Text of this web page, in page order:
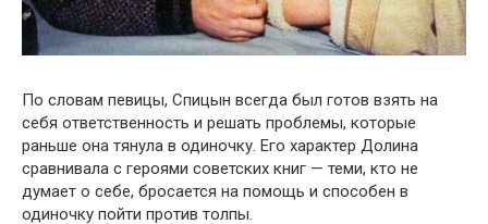
По словам певицы, Спицын всегда был готов взять на
себя ответственность и решать проблемы, которые
раньше она тянула в одиночку. Его характер Долина
сравнивала с героями советских книг — теми, кто не
думает о себе, бросается на помощь и способен в
одиночку пойти против толпы.